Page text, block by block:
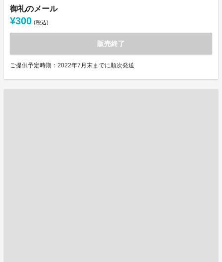
御礼のメール
¥300 (税込)
販売終了
ご提供予定時期：2022年7月末までに順次発送